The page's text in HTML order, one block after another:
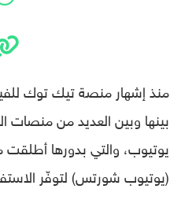
منذ إشهار منصة تيك توك
بينها وبين العديد من منصات
(يوتيوب شورتس) لتوفّر